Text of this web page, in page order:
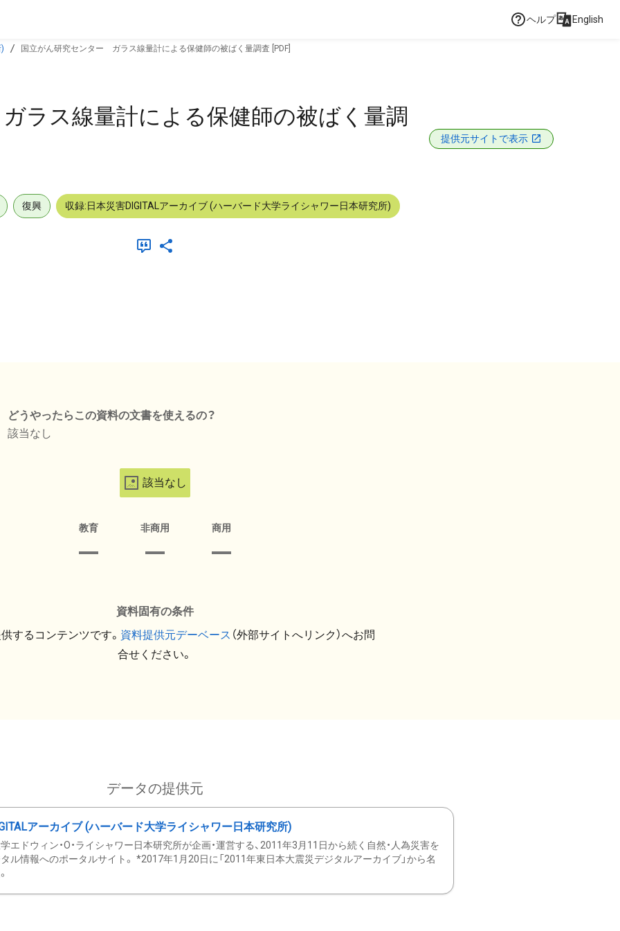
ヘルプ English
国立がん研究センター ガラス線量計による保健師の被ばく量調査 [PDF]
ラス線量計による保健師の被ばく量調
提供元サイトで表示
復興 収録:日本災害DIGITALアーカイブ (ハーバード大学ライシャワー日本研究所)
どうやったらこの資料の文書を使えるの？
該当なし
該当なし
教育 非商用 商用
資料固有の条件
するコンテンツです。 資料提供元デーベース （外部サイトへリンク）へお問
合せください。
データの提供元
アーカイブ (ハーバード大学ライシャワー日本研究所)
エドウィン・O・ライシャワー日本研究所が企画・運営する、2011年3月11日から続く自然・人為災害を
ル情報へのポータルサイト。 *2017年1月20日に「2011年東日本大震災デジタルアーカイブ」から名